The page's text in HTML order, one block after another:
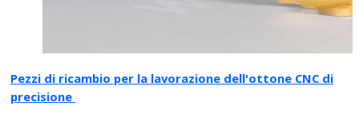
Pezzi di ricambio per la lavorazione dell'ottone CNC di
precisione